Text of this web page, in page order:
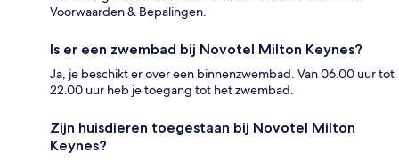
Voorwaarden & Bepalingen.
Is er een zwembad bij Novotel Milton Keynes?
Ja, je beschikt er over een binnenzwembad. Van 06.00 uur tot
22.00 uur heb je toegang tot het zwembad.
Zijn huisdieren toegestaan bij Novotel Milton
Keynes?